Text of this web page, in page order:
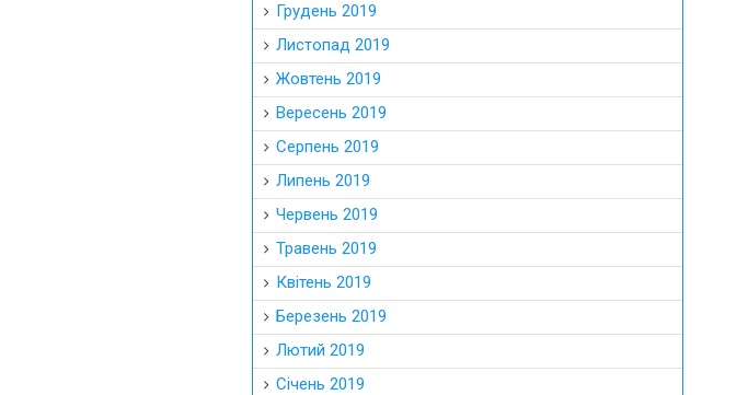
Грудень 2019
Листопад 2019
Жовтень 2019
Вересень 2019
Серпень 2019
Липень 2019
Червень 2019
Травень 2019
Квітень 2019
Березень 2019
Лютий 2019
Січень 2019